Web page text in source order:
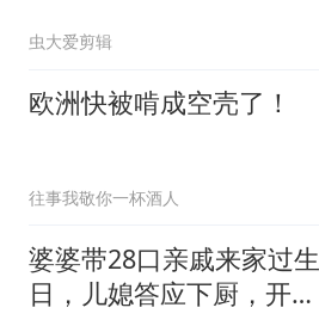
虫大爱剪辑
欧洲快被啃成空壳了！
往事我敬你一杯酒人
婆婆带28口亲戚来家过生
日，儿媳答应下厨，开饭